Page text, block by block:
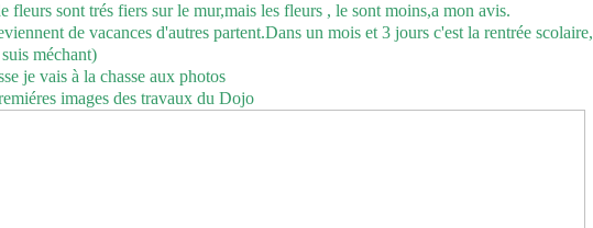
fleurs sont trés fiers sur le mur,mais les fleurs , le sont moins,a mon avis.
de vacances d'autres partent.Dans un mois et 3 jours c'est la rentrée scolaire,
méchant)
je vais à la chasse aux photos
images des travaux du Dojo